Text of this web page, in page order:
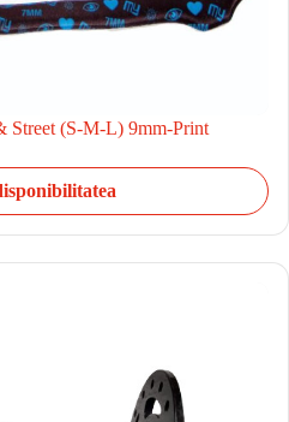
Street (S-M-L) 9mm-Print